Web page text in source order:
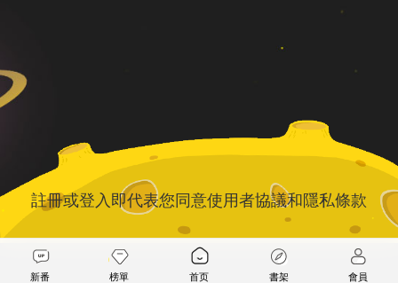
註冊或登入即代表您同意使用者協議和隱私條款
新番 榜單 首页 書架 會員